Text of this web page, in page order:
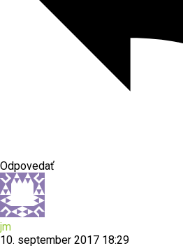
Odpovedať
jm
10. september 2017 18:29